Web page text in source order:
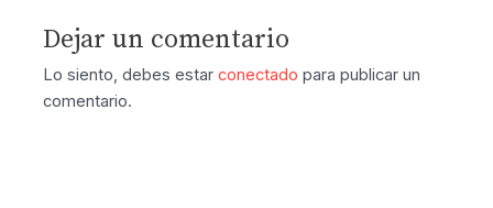
Dejar un comentario
Lo siento, debes estarconectado para publicar un
comentario.